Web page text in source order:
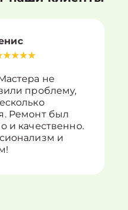
не
проблему,
Ремонт был
и качественно.
и